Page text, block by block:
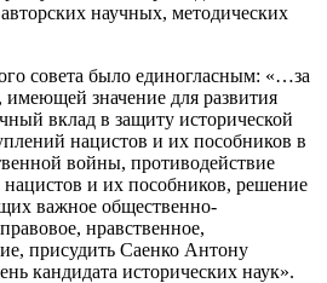
научных, методических
совета было единогласным: «…за
имеющей значение для развития
вклад в защиту исторической
нацистов и их пособников в
войны, противодействие
и их пособников, решение
важное общественно-
нравственное,
присудить Саенко Антону
кандидата исторических наук».